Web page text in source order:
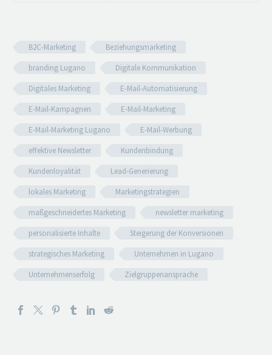
B2C-Marketing
Beziehungsmarketing
branding Lugano
Digitale Kommunikation
Digitales Marketing
E-Mail-Automatisierung
E-Mail-Kampagnen
E-Mail-Marketing
E-Mail-Marketing Lugano
E-Mail-Werbung
effektive Newsletter
Kundenbindung
Kundenloyalität
Lead-Generierung
lokales Marketing
Marketingstrategien
maßgeschneidertes Marketing
newsletter marketing
personalisierte Inhalte
Steigerung der Konversionen
strategisches Marketing
Unternehmen in Lugano
Unternehmenserfolg
Zielgruppenansprache